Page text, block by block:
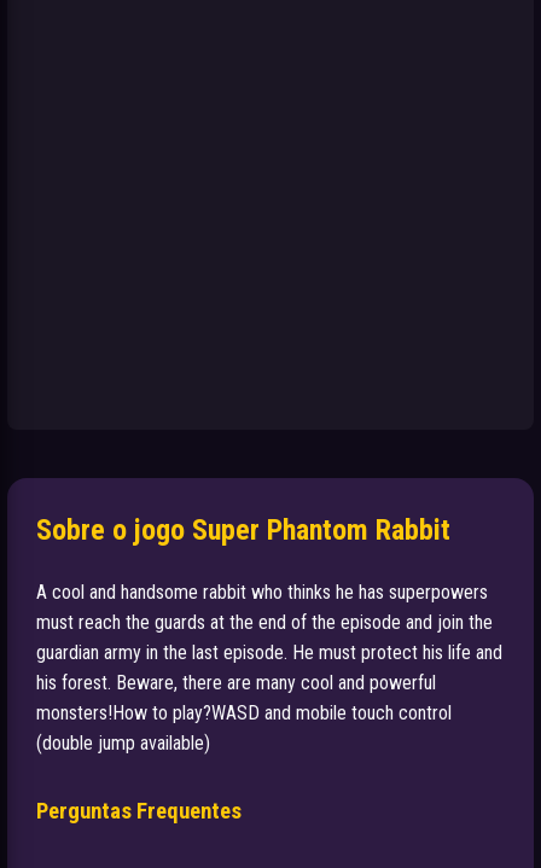
Sobre o jogo Super Phantom Rabbit
A cool and handsome rabbit who thinks he has superpowers
must reach the guards at the end of the episode and join the
guardian army in the last episode. He must protect his life and
his forest. Beware, there are many cool and powerful
monsters!How to play?WASD and mobile touch control
(double jump available)
Perguntas Frequentes